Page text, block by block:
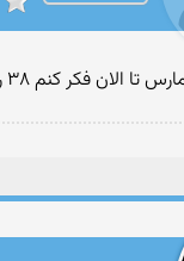
روز میشه ... هنوز یک ماه من تموم نشده !